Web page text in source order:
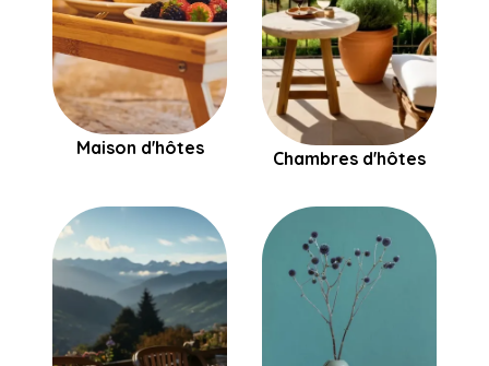
Maison d'hôtes Chambres d'hôtes